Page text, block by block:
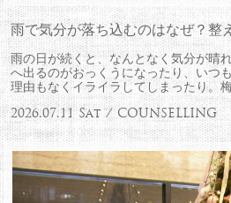
雨で気分が落ち込むのはなぜ？整
雨の日が続くと、なんとなく気分が晴
へ出るのがおっくうになったり、いつ
理由もなくイライラしてしまったり。
2026.07.11 Sat / COUNSELLING